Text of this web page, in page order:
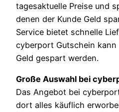
tagesaktuelle Preise und
denen der Kunde Geld
Service bietet schnelle
cyberport Gutschein
Geld gespart werden.
Große Auswahl bei
Das Angebot bei
dort alles käuflich